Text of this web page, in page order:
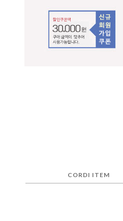
CORDI ITEM